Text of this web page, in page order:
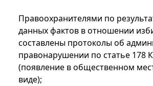
Правоохранителями по
данных фактов в отношении
составлены протоколы об
правонарушении по статье 178
(появление в общественном
виде);